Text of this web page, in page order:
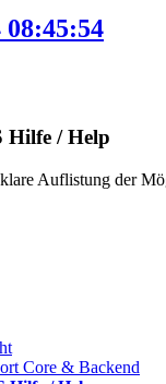
08:45:54
Hilfe / Help
Auflistung der
Core & Backend